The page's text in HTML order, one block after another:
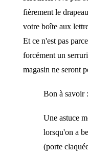
fièrement le
votre boîte aux
Et ce n'est pas
forcément un
magasin ne seront
Bon à savoir
Une astuce
lorsqu'on a
(porte